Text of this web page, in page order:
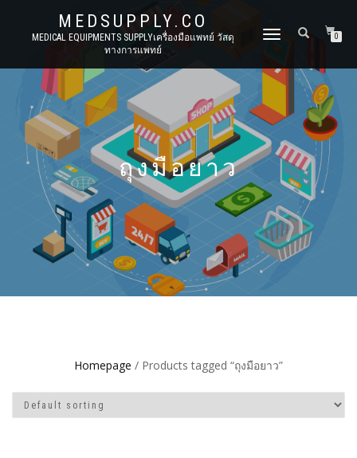
MEDSUPPLY.CO
MEDICAL EQUIPMENTS SUPPLYเครื่องมือแพทย์ วัสดุ
ทางการแพทย์
TOGGLE
0
ถุงมือยาว
Homepage / Products tagged “ถุงมือยาว”